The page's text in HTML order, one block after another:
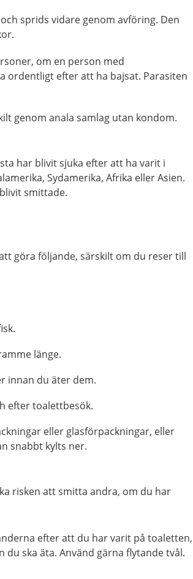
sprids vidare genom avföring. Den
om en person med
ordentligt efter att ha bajsat. Parasiten
genom anala samlag utan kondom.
har blivit sjuka efter att ha varit i
Sydamerika, Afrika eller Asien.
smittade.
göra följande, särskilt om du reser till
länge.
innan du äter dem.
efter toalettbesök.
eller glasförpackningar, eller
snabbt kylts ner.
risken att smitta andra, om du har
efter att du har varit på toaletten,
ska äta. Använd gärna flytande tvål.